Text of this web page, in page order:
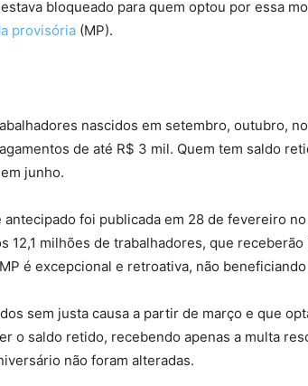
bloqueado para quem optou por essa
provisória (MP).
nascidos em setembro, outubro,
de até R$ 3 mil. Quem tem saldo
junho.
antecipado foi publicada em 28 de fevereiro no
12,1 milhões de trabalhadores, que receberão
é excepcional e retroativa, não
sem justa causa a partir de março e que
o saldo retido, recebendo apenas a multa
não foram alteradas.